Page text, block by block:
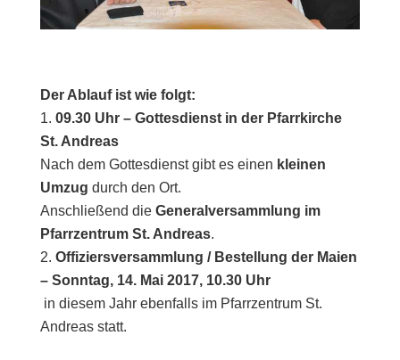
Der Ablauf ist wie folgt:
09.30 Uhr – Gottesdienst in der Pfarrkirche
St. Andreas
Nach dem Gottesdienst gibt es einen kleinen
Umzug durch den Ort.
Anschließend die Generalversammlung im
Pfarrzentrum St. Andreas.
Offiziersversammlung / Bestellung der Maien
– Sonntag, 14. Mai 2017, 10.30 Uhr
in diesem Jahr ebenfalls im Pfarrzentrum St.
Andreas statt.